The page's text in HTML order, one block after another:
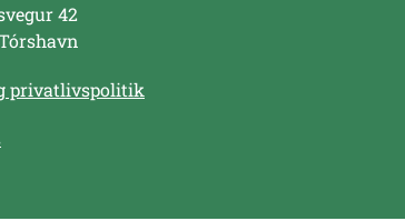
42
privatlivspolitik